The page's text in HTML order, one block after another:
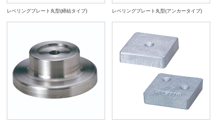
レベリングプレート丸型(締結タイプ) レベリングプレート丸型(アンカータイプ)